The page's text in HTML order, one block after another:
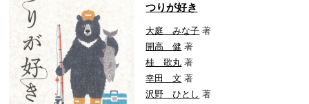
つりが好き
大庭 みな子 著
開高 健 著
桂 歌丸 著
幸田 文 著
沢野 ひとし 著